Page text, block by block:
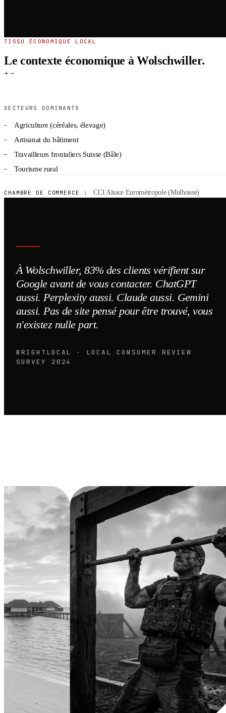
TISSU ÉCONOMIQUE LOCAL
Le contexte économique à Wolschwiller.
+ −
SECTEURS DOMINANTS
Agriculture (céréales, élevage)
Artisanat du bâtiment
Travailleurs frontaliers Suisse (Bâle)
Tourisme rural
CHAMBRE DE COMMERCE : CCI Alsace Eurométropole (Mulhouse)
À Wolschwiller, 83% des clients vérifient sur
Google avant de vous contacter. ChatGPT
aussi. Perplexity aussi. Claude aussi. Gemini
aussi. Pas de site pensé pour être trouvé, vous
n'existez nulle part.
BRIGHTLOCAL · LOCAL CONSUMER REVIEW
SURVEY 2024